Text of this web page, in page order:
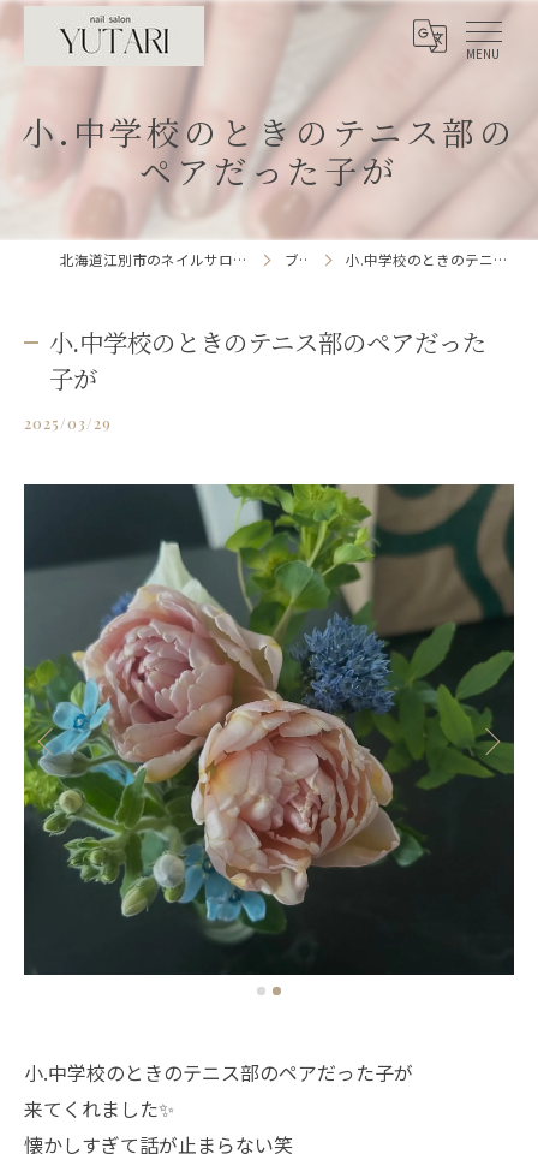
小.中学校のときのテニス部の
ペアだった子が
北海道江別市のネイルサロンならnailsalon YUTARI ブログ 小.中学校のときのテニス部のペアだった子が
小.中学校のときのテニス部のペアだった
子が
2025/03/29
小.中学校のときのテニス部のペアだった子が
来てくれました✨
懐かしすぎて話が止まらない笑